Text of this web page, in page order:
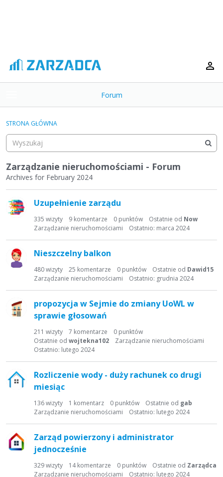
o
g
e
m
e
n
Forum
Kategorie
Dyskusje
Aktywność
STRONA GŁÓWNA
Zarządzanie nieruchomościami - Forum
Archives for February 2024
s
a
u
Uzupełnienie zarządu
335 wizyty 9 komentarze 0 punktów Ostatnie od Now
Ostatnio: marca 2024
Zarządzanie nieruchomościami
Nieszczelny balkon
480wizyty 25 komentarze 0 punktów Ostatnie od Dawid15
Ostatnio: grudnia 2024
Zarządzanie nieruchomościami
propozycja w Sejmie do zmiany UoWL w
sprawie głosowań
211 wizyty 7 komentarze 0 punktów
Ostatnie od wojtekna102
Ostatnio: lutego 2024
Zarządzanie nieruchomościami
Rozliczenie wody - duży rachunek co drugi
miesiąc
136wizyty 1 komentarz 0 punktów Ostatnie od gab
Ostatnio: lutego 2024
Zarządzanie nieruchomościami
Zarząd powierzony i administrator
jednocześnie
329wizyty 14komentarze 0 punktów Ostatnie od Zarządca
Ostatnio: lutego 2024
Zarządzanie nieruchomościami